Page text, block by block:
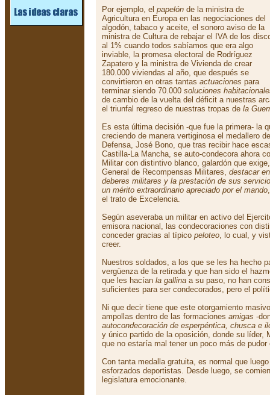
Por ejemplo, el papelón de la ministra de
Agricultura en Europa en las negociaciones del
algodón, tabaco y aceite, el sonoro aviso de la
ministra de Cultura de rebajar el IVA de los
al 1% cuando todos sabíamos que era algo
inviable, la promesa electoral de Rodríguez
Zapatero y la ministra de Vivienda de crear
180.000 viviendas al año, que después se
convirtieron en otras tantas actuaciones para
terminar siendo 70.000 soluciones
de cambio de la vuelta del déficit a nuestras
el triunfal regreso de nuestras tropas de la
Es esta última decisión -que fue la primera- la
creciendo de manera vertiginosa el medallero
Defensa, José Bono, que tras recibir hace
Castilla-La Mancha, se auto-condecora ahora
Militar con distintivo blanco, galardón que
General de Recompensas Militares, destacar
deberes militares y la prestación de sus
un mérito extraordinario apreciado por el mando
el trato de Excelencia.
Según aseveraba un militar en activo del
emisora nacional, las condecoraciones con
conceder gracias al típico peloteo, lo cual, y
creer.
Nuestros soldados, a los que se les ha hecho
vergüenza de la retirada y que han sido el
que les hacían la gallina a su paso, no han
suficientes para ser condecorados, pero el
Ni que decir tiene que este otorgamiento
ampollas dentro de las formaciones amigas -
autocondecoración de esperpéntica, chusca e
y único partido de la oposición, donde su líder,
que no estaría mal tener un poco más de
Con tanta medalla gratuita, es normal que
esforzados deportistas. Desde luego, se
legislatura emocionante.